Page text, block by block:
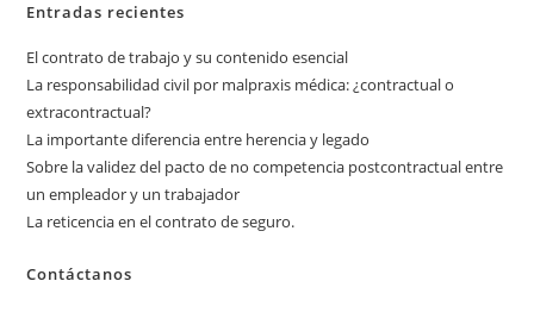
Entradas recientes
El contrato de trabajo y su contenido esencial
La responsabilidad civil por malpraxis médica: ¿contractual o
extracontractual?
La importante diferencia entre herencia y legado
Sobre la validez del pacto de no competencia postcontractual entre
un empleador y un trabajador
La reticencia en el contrato de seguro.
Contáctanos